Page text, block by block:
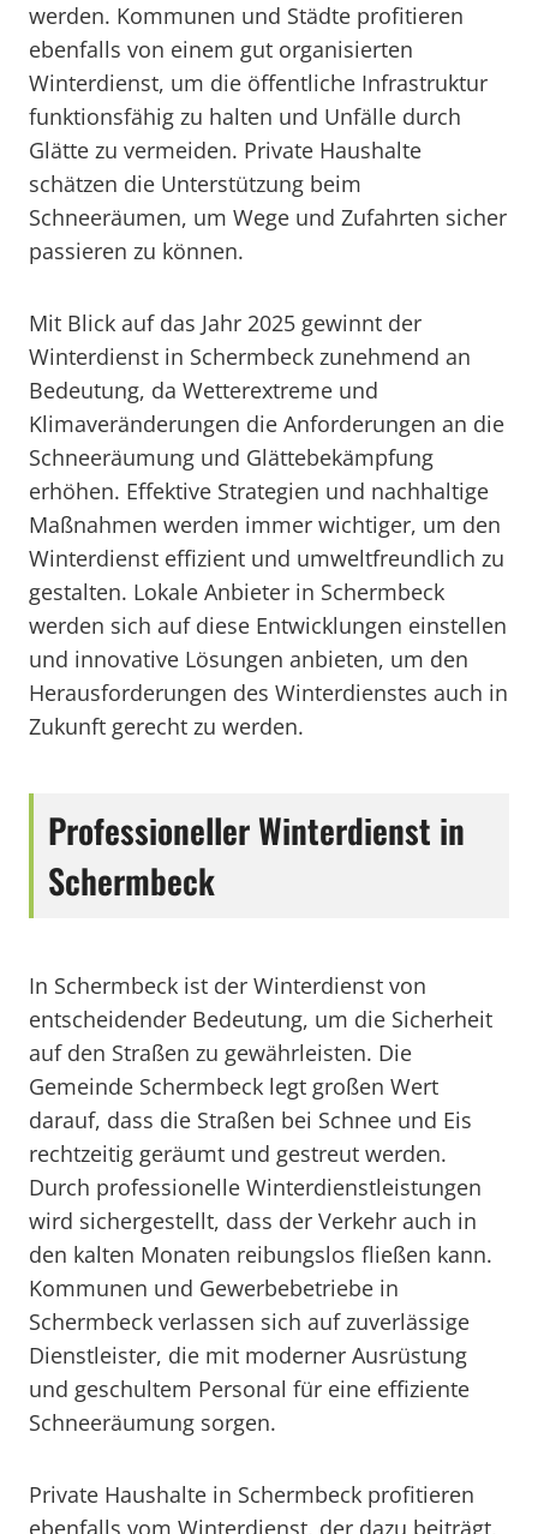
werden. Kommunen und Städte profitieren
ebenfalls von einem gut organisierten
Winterdienst, um die öffentliche Infrastruktur
funktionsfähig zu halten und Unfälle durch
Glätte zu vermeiden. Private Haushalte
schätzen die Unterstützung beim
Schneeräumen, um Wege und Zufahrten sicher
passieren zu können.
Mit Blick auf das Jahr 2025 gewinnt der
Winterdienst in Schermbeck zunehmend an
Bedeutung, da Wetterextreme und
Klimaveränderungen die Anforderungen an die
Schneeräumung und Glättebekämpfung
erhöhen. Effektive Strategien und nachhaltige
Maßnahmen werden immer wichtiger, um den
Winterdienst effizient und umweltfreundlich zu
gestalten. Lokale Anbieter in Schermbeck
werden sich auf diese Entwicklungen einstellen
und innovative Lösungen anbieten, um den
Herausforderungen des Winterdienstes auch in
Zukunft gerecht zu werden.
Professioneller Winterdienst in
Schermbeck
In Schermbeck ist der Winterdienst von
entscheidender Bedeutung, um die Sicherheit
auf den Straßen zu gewährleisten. Die
Gemeinde Schermbeck legt großen Wert
darauf, dass die Straßen bei Schnee und Eis
rechtzeitig geräumt und gestreut werden.
Durch professionelle Winterdienstleistungen
wird sichergestellt, dass der Verkehr auch in
den kalten Monaten reibungslos fließen kann.
Kommunen und Gewerbebetriebe in
Schermbeck verlassen sich auf zuverlässige
Dienstleister, die mit moderner Ausrüstung
und geschultem Personal für eine effiziente
Schneeräumung sorgen.
Private Haushalte in Schermbeck profitieren
ebenfalls vom Winterdienst, der dazu beiträgt,